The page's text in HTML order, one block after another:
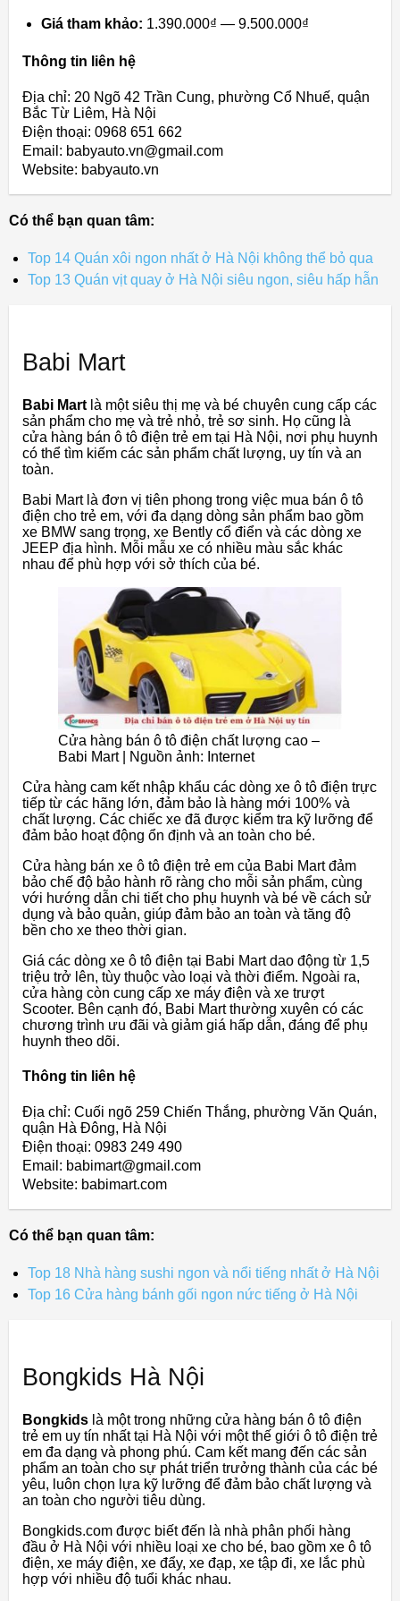
Giá tham khảo: 1.390.000₫ — 9.500.000₫
Thông tin liên hệ
Địa chỉ: 20 Ngõ 42 Trần Cung, phường Cổ Nhuế, quận
Bắc Từ Liêm, Hà Nội
Điện thoại: 0968 651 662
Email: babyauto.vn@gmail.com
Website: babyauto.vn
Có thể bạn quan tâm:
Top 14 Quán xôi ngon nhất ở Hà Nội không thể bỏ qua
Top 13 Quán vịt quay ở Hà Nội siêu ngon, siêu hấp hẫn
Babi Mart
Babi Mart là một siêu thị mẹ và bé chuyên cung cấp các
sản phẩm cho mẹ và trẻ nhỏ, trẻ sơ sinh. Họ cũng là
cửa hàng bán ô tô điện trẻ em tại Hà Nội, nơi phụ huynh
có thể tìm kiếm các sản phẩm chất lượng, uy tín và an
toàn.
Babi Mart là đơn vị tiên phong trong việc mua bán ô tô
điện cho trẻ em, với đa dạng dòng sản phẩm bao gồm
xe BMW sang trọng, xe Bently cổ điển và các dòng xe
JEEP địa hình. Mỗi mẫu xe có nhiều màu sắc khác
nhau để phù hợp với sở thích của bé.
Cửa hàng bán ô tô điện chất lượng cao –
Babi Mart | Nguồn ảnh: Internet
Cửa hàng cam kết nhập khẩu các dòng xe ô tô điện trực
tiếp từ các hãng lớn, đảm bảo là hàng mới 100% và
chất lượng. Các chiếc xe đã được kiểm tra kỹ lưỡng để
đảm bảo hoạt động ổn định và an toàn cho bé.
Cửa hàng bán xe ô tô điện trẻ em của Babi Mart đảm
bảo chế độ bảo hành rõ ràng cho mỗi sản phẩm, cùng
với hướng dẫn chi tiết cho phụ huynh và bé về cách sử
dụng và bảo quản, giúp đảm bảo an toàn và tăng độ
bền cho xe theo thời gian.
Giá các dòng xe ô tô điện tại Babi Mart dao động từ 1,5
triệu trở lên, tùy thuộc vào loại và thời điểm. Ngoài ra,
cửa hàng còn cung cấp xe máy điện và xe trượt
Scooter. Bên cạnh đó, Babi Mart thường xuyên có các
chương trình ưu đãi và giảm giá hấp dẫn, đáng để phụ
huynh theo dõi.
Thông tin liên hệ
Địa chỉ: Cuối ngõ 259 Chiến Thắng, phường Văn Quán,
quận Hà Đông, Hà Nội
Điện thoại: 0983 249 490
Email: babimart@gmail.com
Website: babimart.com
Có thể bạn quan tâm:
Top 18 Nhà hàng sushi ngon và nổi tiếng nhất ở Hà Nội
Top 16 Cửa hàng bánh gối ngon nức tiếng ở Hà Nội
Bongkids Hà Nội
Bongkids là một trong những cửa hàng bán ô tô điện
trẻ em uy tín nhất tại Hà Nội với một thế giới ô tô điện trẻ
em đa dạng và phong phú. Cam kết mang đến các sản
phẩm an toàn cho sự phát triển trưởng thành của các bé
yêu, luôn chọn lựa kỹ lưỡng để đảm bảo chất lượng và
an toàn cho người tiêu dùng.
Bongkids.com được biết đến là nhà phân phối hàng
đầu ở Hà Nội với nhiều loại xe cho bé, bao gồm xe ô tô
điện, xe máy điện, xe đẩy, xe đạp, xe tập đi, xe lắc phù
hợp với nhiều độ tuổi khác nhau.